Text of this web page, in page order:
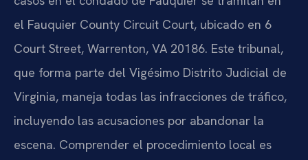
el Fauquier County Circuit Court, ubicado en 6
Court Street, Warrenton, VA 20186. Este tribunal,
que forma parte del Vigésimo Distrito Judicial de
Virginia, maneja todas las infracciones de tráfico,
incluyendo las acusaciones por abandonar la
escena. Comprender el procedimiento local es